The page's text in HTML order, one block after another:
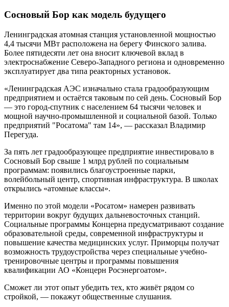
Сосновый Бор как модель будущего
Ленинградская атомная станция установленной мощностью
4,4 тысячи МВт расположена на берегу Финского залива.
Более пятидесяти лет она вносит ключевой вклад в
электроснабжение Северо-Западного региона и одновременно
эксплуатирует два типа реакторных установок.
«Ленинградская АЭС изначально стала градообразующим
предприятием и остаётся таковым по сей день. Сосновый Бор
— это город-спутник с населением 64 тысячи человек и
мощной научно-промышленной и социальной базой. Только
предприятий "Росатома" там 14», — рассказал Владимир
Перегуда.
За пять лет градообразующее предприятие инвестировало в
Сосновый Бор свыше 1 млрд рублей по социальным
программам: появились благоустроенные парки,
волейбольный центр, спортивная инфраструктура. В школах
открылись «атомные классы».
Именно по этой модели «Росатом» намерен развивать
территории вокруг будущих дальневосточных станций.
Социальные программы Концерна предусматривают создание
образовательной среды, современной инфраструктуры и
повышение качества медицинских услуг. Приморцы получат
возможность трудоустройства через специальные учебно-
тренировочные центры и программы повышения
квалификации АО «Концерн Росэнергоатом».
Сможет ли этот опыт убедить тех, кто живёт рядом со
стройкой, — покажут общественные слушания.